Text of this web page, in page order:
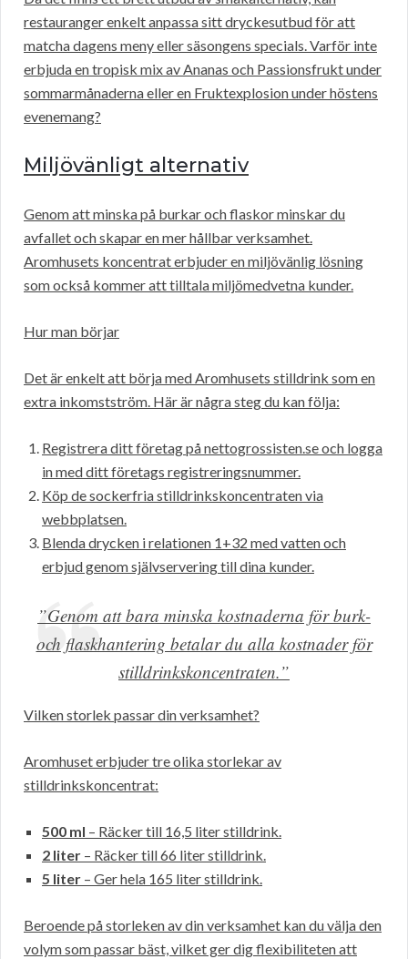
restauranger enkelt anpassa sitt dryckesutbud för att
matcha dagens meny eller säsongens specials. Varför inte
erbjuda en tropisk mix av Ananas och Passionsfrukt under
sommarmånaderna eller en Fruktexplosion under höstens
evenemang?
Miljövänligt alternativ
Genom att minska på burkar och flaskor minskar du
avfallet och skapar en mer hållbar verksamhet.
Aromhusets koncentrat erbjuder en miljövänlig lösning
som också kommer att tilltala miljömedvetna kunder.
Hur man börjar
Det är enkelt att börja med Aromhusets stilldrink som en
extra inkomstström. Här är några steg du kan följa:
Registrera ditt företag på nettogrossisten.se och logga
in med ditt företags registreringsnummer.
Köp de sockerfria stilldrinkskoncentraten via
webbplatsen.
Blenda drycken i relationen 1+32 med vatten och
erbjud genom självservering till dina kunder.
”Genom att bara minska kostnaderna för burk-
och flaskhantering betalar du alla kostnader för
stilldrinkskoncentraten.”
Vilken storlek passar din verksamhet?
Aromhuset erbjuder tre olika storlekar av
stilldrinkskoncentrat:
500 ml – Räcker till 16,5 liter stilldrink.
2 liter – Räcker till 66 liter stilldrink.
5 liter – Ger hela 165 liter stilldrink.
Beroende på storleken av din verksamhet kan du välja den
volym som passar bäst, vilket ger dig flexibiliteten att